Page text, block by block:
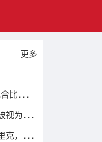
更多
比我们
视为背
克，一